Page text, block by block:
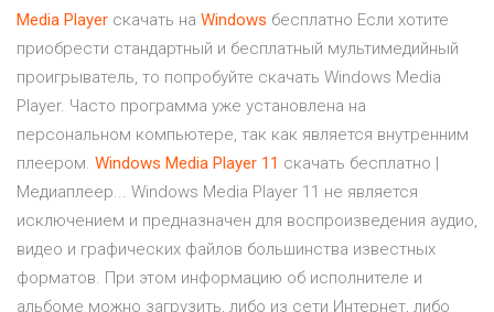
Media Player скачать на Windows бесплатно Если хотите
приобрести стандартный и бесплатный мультимедийный
проигрыватель, то попробуйте скачать Windows Media
Player. Часто программа уже установлена на
персональном компьютере, так как является внутренним
плеером. Windows Media Player 11 скачать бесплатно |
Медиаплеер... Windows Media Player 11 не является
исключением и предназначен для воспроизведения аудио,
видео и графических файлов большинства известных
форматов. При этом информацию об исполнителе и
альбоме можно загрузить, либо из сети Интернет, либо